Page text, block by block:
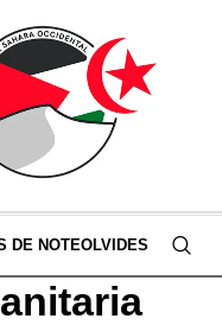
DE NOTEOLVIDES